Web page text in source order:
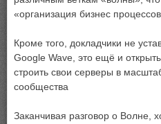
«организация бизнес
Кроме того, докладчики не
Google Wave, это ещё и
строить свои серверы в
сообщества
Заканчивая разговор о Волне,